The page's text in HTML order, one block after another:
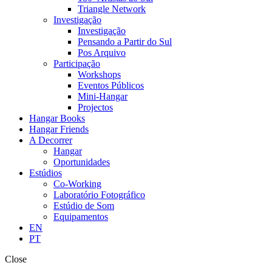
Triangle Network
Investigação
Investigação
Pensando a Partir do Sul
Pos Arquivo
Participação
Workshops
Eventos Públicos
Mini-Hangar
Projectos
Hangar Books
Hangar Friends
A Decorrer
Hangar
Oportunidades
Estúdios
Co-Working
Laboratório Fotográfico
Estúdio de Som
Equipamentos
EN
PT
Close